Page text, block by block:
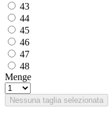
43
44
45
46
47
48
Menge
Nessuna taglia selezionata